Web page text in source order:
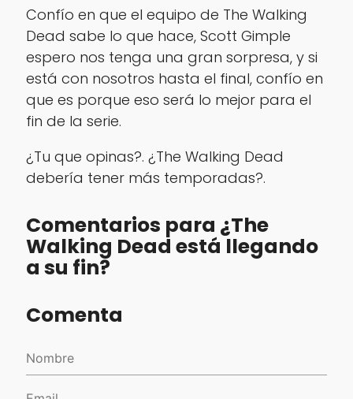
Confío en que el equipo de The Walking
Dead sabe lo que hace, Scott Gimple
espero nos tenga una gran sorpresa, y si
está con nosotros hasta el final, confío en
que es porque eso será lo mejor para el
fin de la serie.
¿Tu que opinas?. ¿The Walking Dead
debería tener más temporadas?.
Comentarios para ¿The
Walking Dead está llegando
a su fin?
Comenta